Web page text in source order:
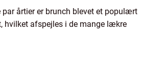
årtier er brunch blevet et populært
hvilket afspejles i de mange lækre